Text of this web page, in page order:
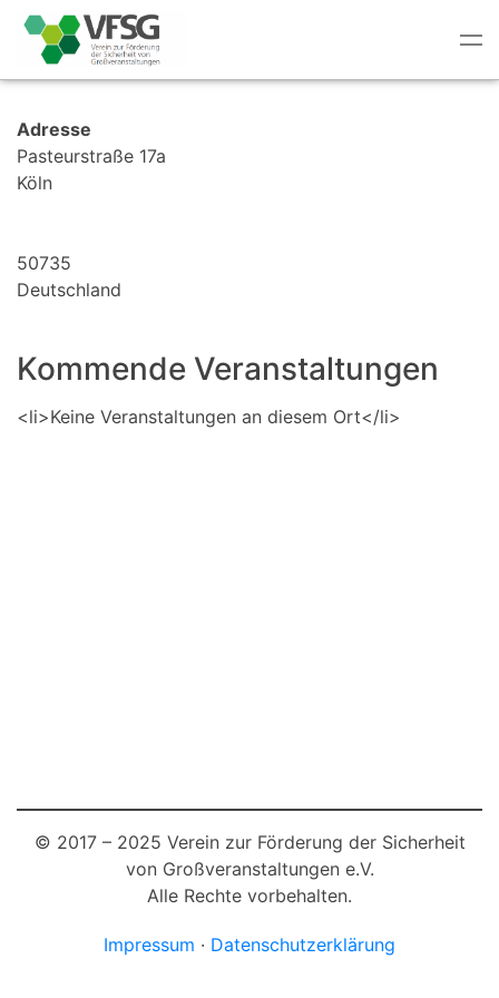
Adresse
Pasteurstraße 17a
Köln
50735
Deutschland
Kommende Veranstaltungen
<li>Keine Veranstaltungen an diesem Ort</li>
© 2017 – 2025 Verein zur Förderung der Sicherheit
von Großveranstaltungen e.V.
Alle Rechte vorbehalten.
Impressum · Datenschutzerklärung